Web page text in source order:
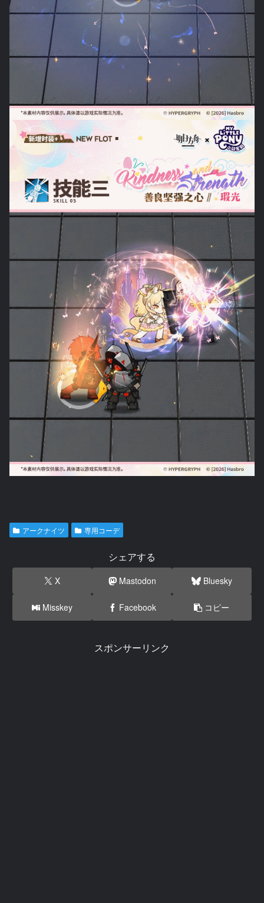
アークナイツ 専用コーデ
シェアする
X Mastodon Bluesky
Misskey Facebook コピー
スポンサーリンク